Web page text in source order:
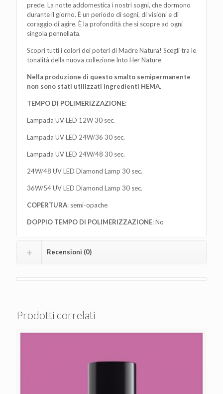
prede. La notte addomestica i nostri sogni, che dormono
durante il giorno. È un periodo di sogni, di visioni e di
coraggio di agire. È la profondità che si scopre ad ogni
singola pennellata.
Scopri tutti i colori dei poteri di Madre Natura! Scegli tra le
tonalità della nuova collezione Into Her Nature
Nella produzione di questo smalto semipermanente
non sono stati utilizzati ingredienti HEMA.
TEMPO DI POLIMERIZZAZIONE:
Lampada UV LED 12W 30 sec.
Lampada UV LED 24W/36 30 sec.
Lampada UV LED 24W/48 30 sec.
24W/48 UV LED Diamond Lamp 30 sec.
36W/54 UV LED Diamond Lamp 30 sec.
COPERTURA: semi-opache
DOPPIO TEMPO DI POLIMERIZZAZIONE: No
Recensioni (0)
Prodotti correlati